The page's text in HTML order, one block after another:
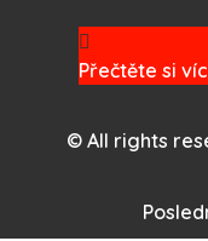
Přečtěte si
© All rights